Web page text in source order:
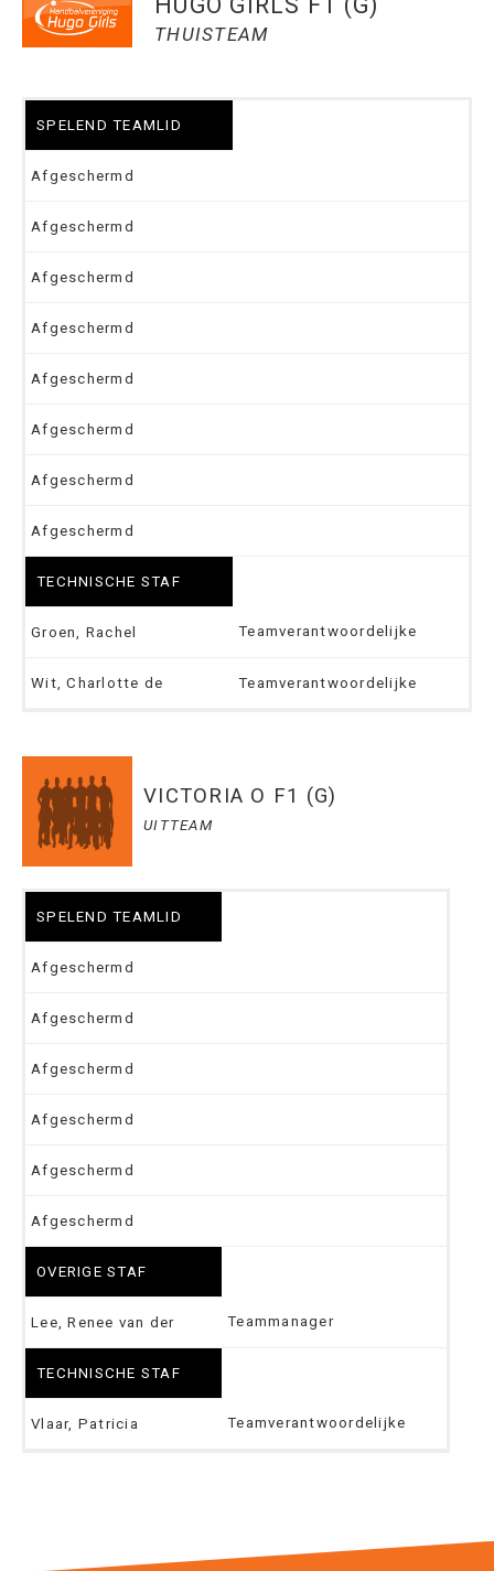
THUISTEAM
SPELEND TEAMLID
Afgeschermd
Afgeschermd
Afgeschermd
Afgeschermd
Afgeschermd
Afgeschermd
Afgeschermd
Afgeschermd
TECHNISCHE STAF
Groen, Rachel Teamverantwoordelijke
Wit, Charlotte de Teamverantwoordelijke
VICTORIA O F1 (G)
UITTEAM
SPELEND TEAMLID
Afgeschermd
Afgeschermd
Afgeschermd
Afgeschermd
Afgeschermd
Afgeschermd
OVERIGE STAF
Lee, Renee van der Teammanager
TECHNISCHE STAF
Vlaar, Patricia Teamverantwoordelijke